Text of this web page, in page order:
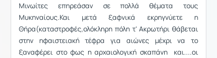
Μινωίτες επηρεάσαν σε πολλά θέματα τους
Μυκηναίους.Και μετά ξαφνικά εκρηγνύετε η
Θήρα(καταστροφές,ολόκληρη πόλη τ' Ακρωτήρι θάβεται
στην ηφαιστειακή τέφρα για αιώνες μέχρι να το
ξαναφέρει στο φως η αρχαιολογική σκαπάνη και....οι